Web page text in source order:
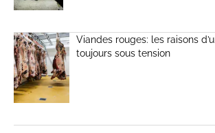
Viandes rouges: les raisons
toujours sous tension